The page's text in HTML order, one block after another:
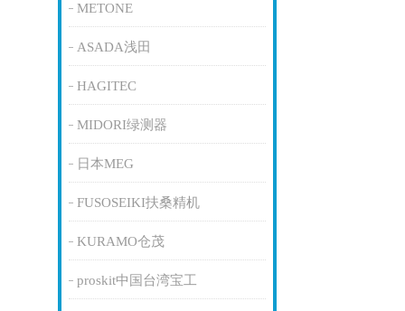
METONE
ASADA浅田
HAGITEC
MIDORI绿测器
日本MEG
FUSOSEIKI扶桑精机
KURAMO仓茂
proskit中国台湾宝工